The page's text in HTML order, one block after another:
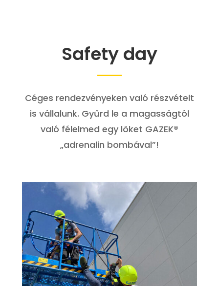
Safety day
Céges rendezvényeken való részvételt
is vállalunk. Gyűrd le a magasságtól
való félelmed egy löket GAZEK®
„adrenalin bombával”!